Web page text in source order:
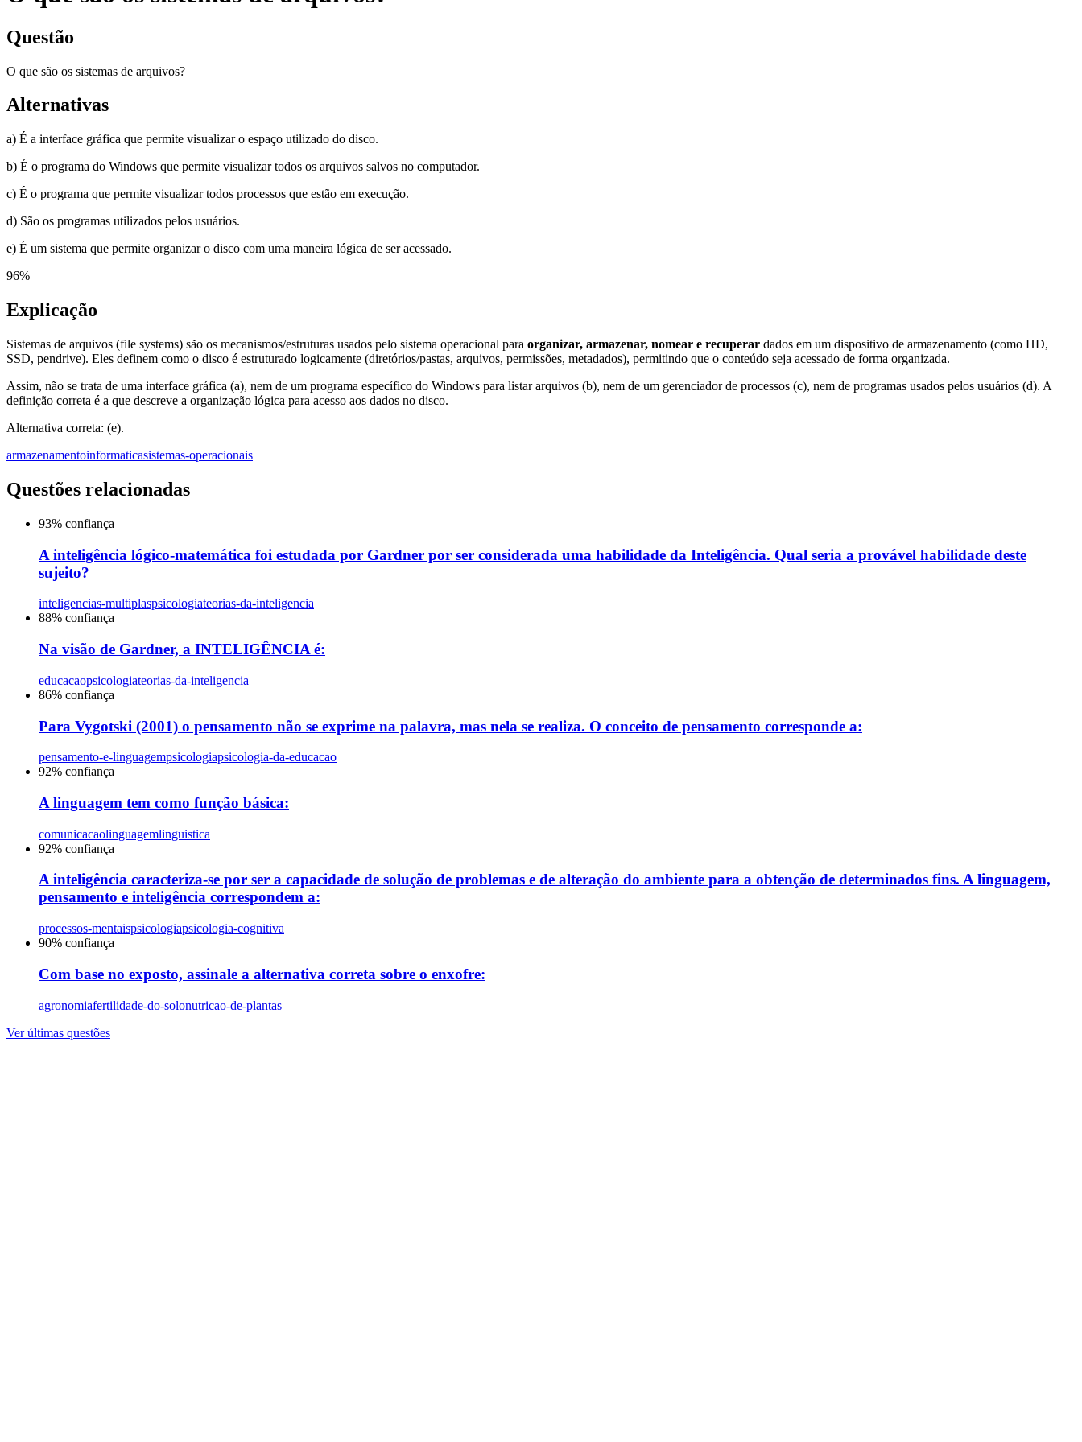
Questão
O que são os sistemas de arquivos?
Alternativas
a) É a interface gráfica que permite visualizar o espaço utilizado do disco.
b) É o programa do Windows que permite visualizar todos os arquivos salvos no computador.
c) É o programa que permite visualizar todos processos que estão em execução.
d) São os programas utilizados pelos usuários.
e) É um sistema que permite organizar o disco com uma maneira lógica de ser acessado.
96%
Explicação
Sistemas de arquivos (file systems) são os mecanismos/estruturas usados pelo sistema operacional para organizar, armazenar, nomear e recuperar dados em um dispositivo de armazenamento (como HD,
SSD, pendrive). Eles definem como o disco é estruturado logicamente (diretórios/pastas, arquivos, permissões, metadados), permitindo que o conteúdo seja acessado de forma organizada.
Assim, não se trata de uma interface gráfica (a), nem de um programa específico do Windows para listar arquivos (b), nem de um gerenciador de processos (c), nem de programas usados pelos usuários (d). A
definição correta é a que descreve a organização lógica para acesso aos dados no disco.
Alternativa correta: (e).
armazenamentoinformaticasistemas-operacionais
Questões relacionadas
93% confiança
A inteligência lógico-matemática foi estudada por Gardner por ser considerada uma habilidade da Inteligência. Qual seria a provável habilidade deste
sujeito?
inteligencias-multiplaspsicologiateorias-da-inteligencia
88% confiança
Na visão de Gardner, a INTELIGÊNCIA é:
educacaopsicologiateorias-da-inteligencia
86% confiança
Para Vygotski (2001) o pensamento não se exprime na palavra, mas nela se realiza. O conceito de pensamento corresponde a:
pensamento-e-linguagempsicologiapsicologia-da-educacao
92% confiança
A linguagem tem como função básica:
comunicacaolinguagemlinguistica
92% confiança
A inteligência caracteriza-se por ser a capacidade de solução de problemas e de alteração do ambiente para a obtenção de determinados fins. A linguagem,
pensamento e inteligência correspondem a:
processos-mentaispsicologiapsicologia-cognitiva
90% confiança
Com base no exposto, assinale a alternativa correta sobre o enxofre:
agronomiafertilidade-do-solonutricao-de-plantas
Ver últimas questões